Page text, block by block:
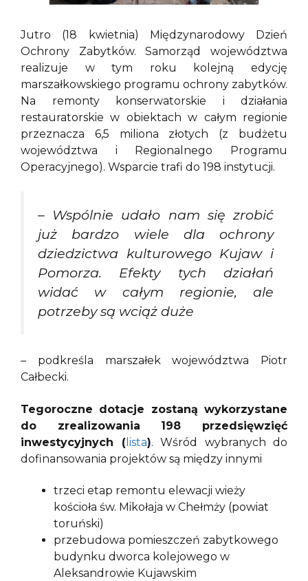
Jutro (18 kwietnia) Międzynarodowy Dzień
Ochrony Zabytków. Samorząd województwa
realizuje w tym roku kolejną edycję
marszałkowskiego programu ochrony zabytków.
Na remonty konserwatorskie i działania
restauratorskie w obiektach w całym regionie
przeznacza 6,5 miliona złotych (z budżetu
województwa i Regionalnego Programu
Operacyjnego). Wsparcie trafi do 198 instytucji.
– Wspólnie udało nam się zrobić
już bardzo wiele dla ochrony
dziedzictwa kulturowego Kujaw i
Pomorza. Efekty tych działań
widać w całym regionie, ale
potrzeby są wciąż duże
– podkreśla marszałek województwa Piotr
Całbecki.
Tegoroczne dotacje zostaną wykorzystane
do zrealizowania 198 przedsięwzięć
inwestycyjnych (lista). Wśród wybranych do
dofinansowania projektów są między innymi
trzeci etap remontu elewacji wieży
kościoła św. Mikołaja w Chełmży (powiat
toruński)
przebudowa pomieszczeń zabytkowego
budynku dworca kolejowego w
Aleksandrowie Kujawskim